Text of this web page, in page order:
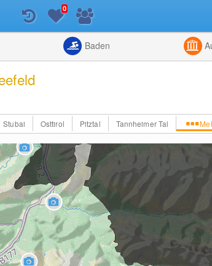
Listenansicht
0
Baden
Stubai Osttirol Pitztal Tannheimer Tal